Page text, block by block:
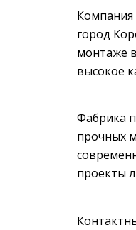
Компания
город
монтаже
высокое
Фабрика
прочных
проекты